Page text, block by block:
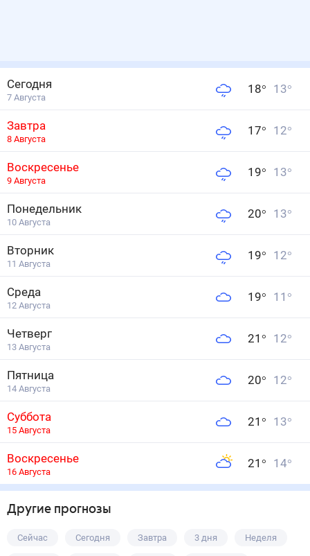
Сегодня
7 Августа
18° 13°
Завтра
8 Августа
17° 12°
Воскресенье
9 Августа
19° 13°
Понедельник
10 Августа
20° 13°
Вторник
11 Августа
19° 12°
Среда
12 Августа
19° 11 °
Четверг
13 Августа
21 ° 12°
Пятница
14 Августа
20° 12°
Суббота
15 Августа
21 ° 13°
Воскресенье
16 Августа
21 ° 14°
Другие прогнозы
Сейчас Сегодня Завтра 3 дня Неделя